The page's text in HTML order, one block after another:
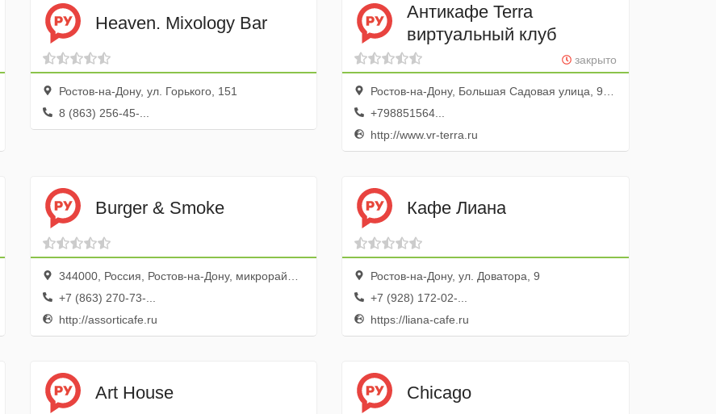
Heaven. Mixology Bar
Ростов-на-Дону, ул. Горького, 151
8 (863) 256-45-...
Антикафе Terra
виртуальный клуб
закрыто
Ростов-на-Дону, Большая Садовая улица, 91, /19, 2 этаж
+798851564...
http://www.vr-terra.ru
Burger & Smoke
344000, Россия, Ростов-на-Дону, микрорайон Северный, проспект Космонавтов, 14Б
+7 (863) 270-73-...
http://assorticafe.ru
Кафе Лиана
Ростов-на-Дону, ул. Доватора, 9
+7 (928) 172-02-...
https://liana-cafe.ru
Art House Chicago